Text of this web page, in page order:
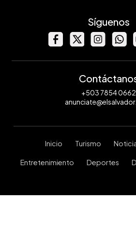
Síguenos
+503 7854 0662
Inicio Turismo
Entretenimiento Deportes